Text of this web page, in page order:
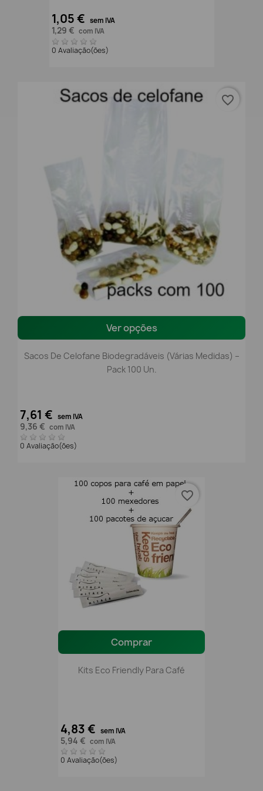
1,05 € sem IVA
1,29 € com IVA
0 Avaliação(ões)
Ver opções
Sacos De Celofane Biodegradáveis (Várias Medidas) –
Pack 100 Un.
7,61 € sem IVA
9,36 € com IVA
0 Avaliação(ões)
favorite_border
Comprar
Kits Eco Friendly Para Café
4,83 € sem IVA
5,94 € com IVA
0 Avaliação(ões)
favorite_border